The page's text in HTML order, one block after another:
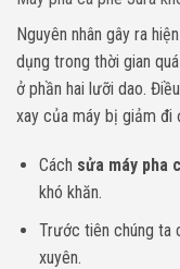
Nguyên nhân gây ra
dụng trong thời gian
ở phần hai lưỡi dao.
xay của máy bị giảm đi
Cách sửa máy pha
khó khăn.
Trước tiên chúng ta
xuyên.